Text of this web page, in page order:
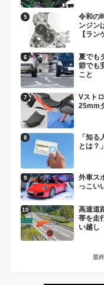
令和の
ンジン
【ラ
夏でも
節でも
こと
Vスト
25mm
「知
とは？
外車ス
っこい
高速道
帯を走
い越し
最